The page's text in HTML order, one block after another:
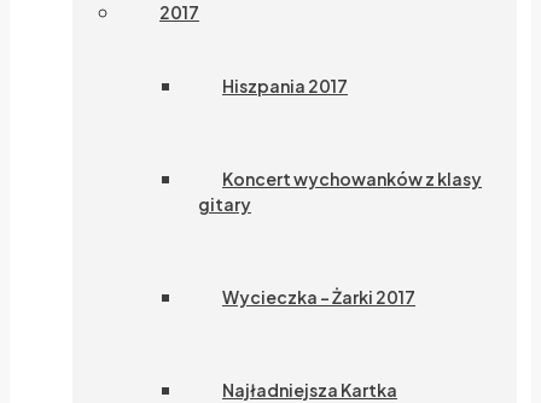
2017
Hiszpania 2017
Koncert wychowanków z klasy
gitary
Wycieczka – Żarki 2017
Najładniejsza Kartka